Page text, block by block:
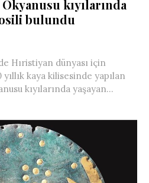
kıyılarında
bulundu
Hıristiyan dünyası için
kaya kilisesinde yapılan
kıyılarında yaşayan...